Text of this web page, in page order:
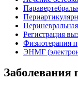
Регистрация
Физиотерапия
ЭНМГ
Заболевания